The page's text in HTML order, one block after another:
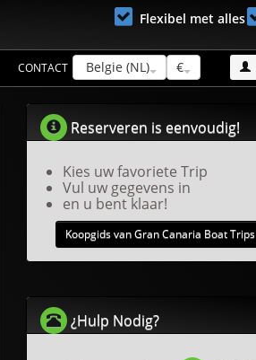
Flexibel met alles
CONTACT Belgie (NL) €
Reserveren is eenvoudig!
Kies uw favoriete Trip
Vul uw gegevens in
en u bent klaar!
Koopgids van Gran Canaria Boat Trips
¿Hulp Nodig?